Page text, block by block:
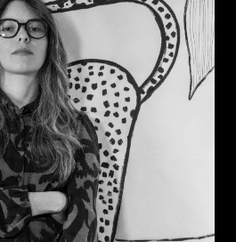
Inscribir
Boletería